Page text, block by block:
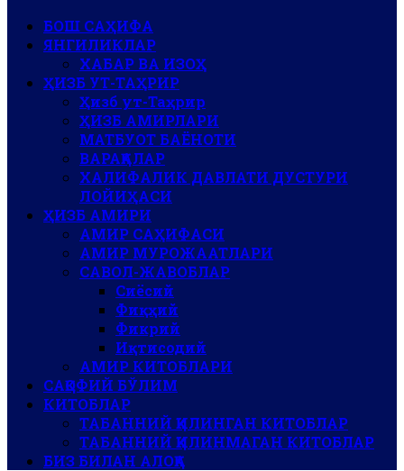
БОШ САҲИФА
ЯНГИЛИКЛАР
ХАБАР ВА ИЗОҲ
ҲИЗБ УТ-ТАҲРИР
Ҳизб ут-Таҳрир
ҲИЗБ АМИРЛАРИ
МАТБУОТ БАЁНОТИ
ВАРАҚАЛАР
ХАЛИФАЛИК ДАВЛАТИ ДУСТУРИ
ЛОЙИҲАСИ
ҲИЗБ АМИРИ
АМИР САҲИФАСИ
АМИР МУРОЖААТЛАРИ
САВОЛ-ЖАВОБЛАР
Сиёсий
Фиқҳий
Фикрий
Иқтисодий
АМИР КИТОБЛАРИ
САҚОФИЙ БЎЛИМ
КИТОБЛАР
ТАБАННИЙ ҚИЛИНГАН КИТОБЛАР
ТАБАННИЙ ҚИЛИНМАГАН КИТОБЛАР
БИЗ БИЛАН АЛОҚА